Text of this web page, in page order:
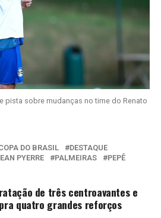
pista sobre mudanças no time do Renato
DO BRASIL
DESTAQUE
PYERRE PALMEIRAS PEPÊ
de três centroavantes e
quatro grandes reforços